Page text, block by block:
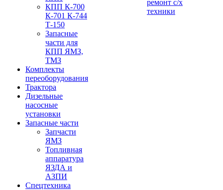
КПП К-700
К-701 К-744
Т-150
Запасные
части для
КПП ЯМЗ,
ТМЗ
Комплекты
переоборудования
Трактора
Дизельные
насосные
установки
Запасные части
Запчасти
ЯМЗ
Топливная
аппаратура
ЯЗДА и
АЗПИ
Спецтехника
ремонт с/х
техники